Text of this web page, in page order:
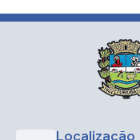
Localização